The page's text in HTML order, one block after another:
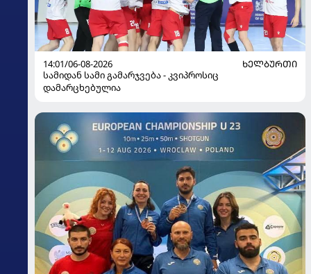
14:01/06-08-2026
ᲮᲔᲚᲑᲣᲠᲗᲘ
სამიდან სამი გამარჯვება - კვიპროსიც
დამარცხებულია